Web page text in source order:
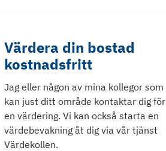
Värdera din bostad
kostnadsfritt
Jag eller någon av mina kollegor som
kan just ditt område kontaktar dig för
en värdering. Vi kan också starta en
värdebevakning åt dig via vår tjänst
Värdekollen.